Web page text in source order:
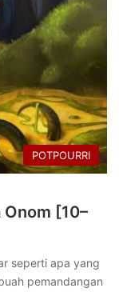
POTPOURRI
Onom [10–
seperti apa yang
pemandangan